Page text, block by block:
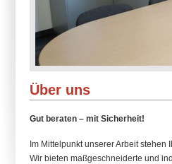
Über uns
Gut beraten – mit Sicherheit!
Im Mittelpunkt unserer Arbeit
Wir bieten maßgeschneiderte und